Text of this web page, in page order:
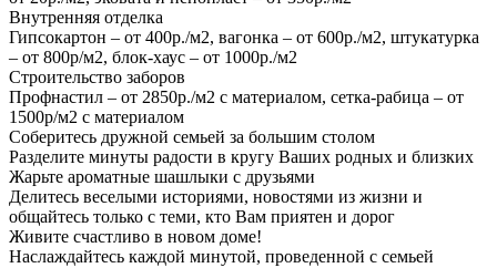
Внутренняя отделка
Гипсокартон – от 400р./м2, вагонка – от 600р./м2, штукатурка
– от 800р/м2, блок-хаус – от 1000р./м2
Строительство заборов
Профнастил – от 2850р./м2 с материалом, сетка-рабица – от
1500р/м2 с материалом
Соберитесь дружной семьей за большим столом
Разделите минуты радости в кругу Ваших родных и близких
Жарьте ароматные шашлыки с друзьями
Делитесь веселыми историями, новостями из жизни и
общайтесь только с теми, кто Вам приятен и дорог
Живите счастливо в новом доме!
Наслаждайтесь каждой минутой, проведенной с семьей